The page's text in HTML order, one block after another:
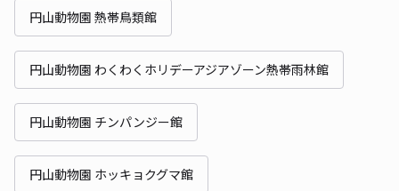
円山動物園 熱帯鳥類館
円山動物園 わくわくホリデーアジアゾーン熱帯雨林館
円山動物園 チンパンジー館
円山動物園 ホッキョクグマ館